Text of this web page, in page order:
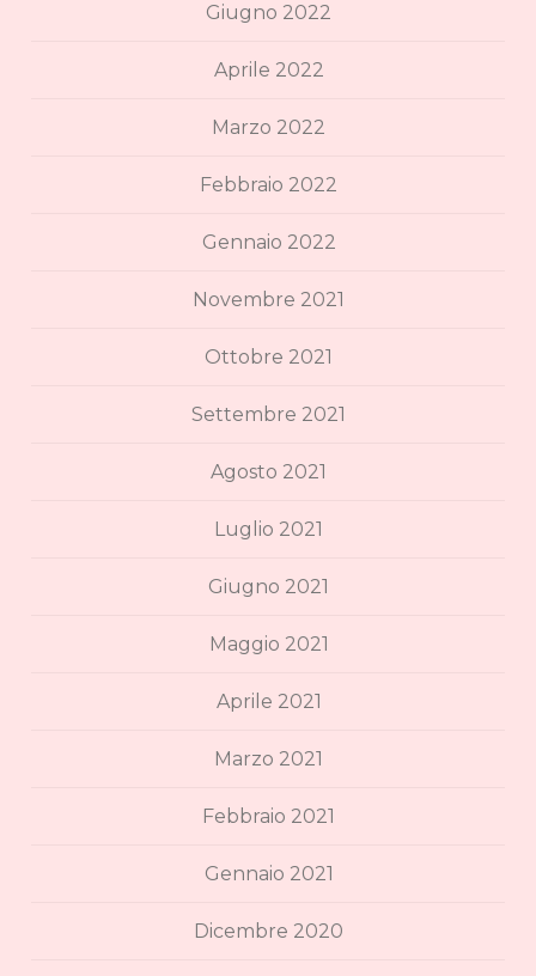
Giugno 2022
Aprile 2022
Marzo 2022
Febbraio 2022
Gennaio 2022
Novembre 2021
Ottobre 2021
Settembre 2021
Agosto 2021
Luglio 2021
Giugno 2021
Maggio 2021
Aprile 2021
Marzo 2021
Febbraio 2021
Gennaio 2021
Dicembre 2020